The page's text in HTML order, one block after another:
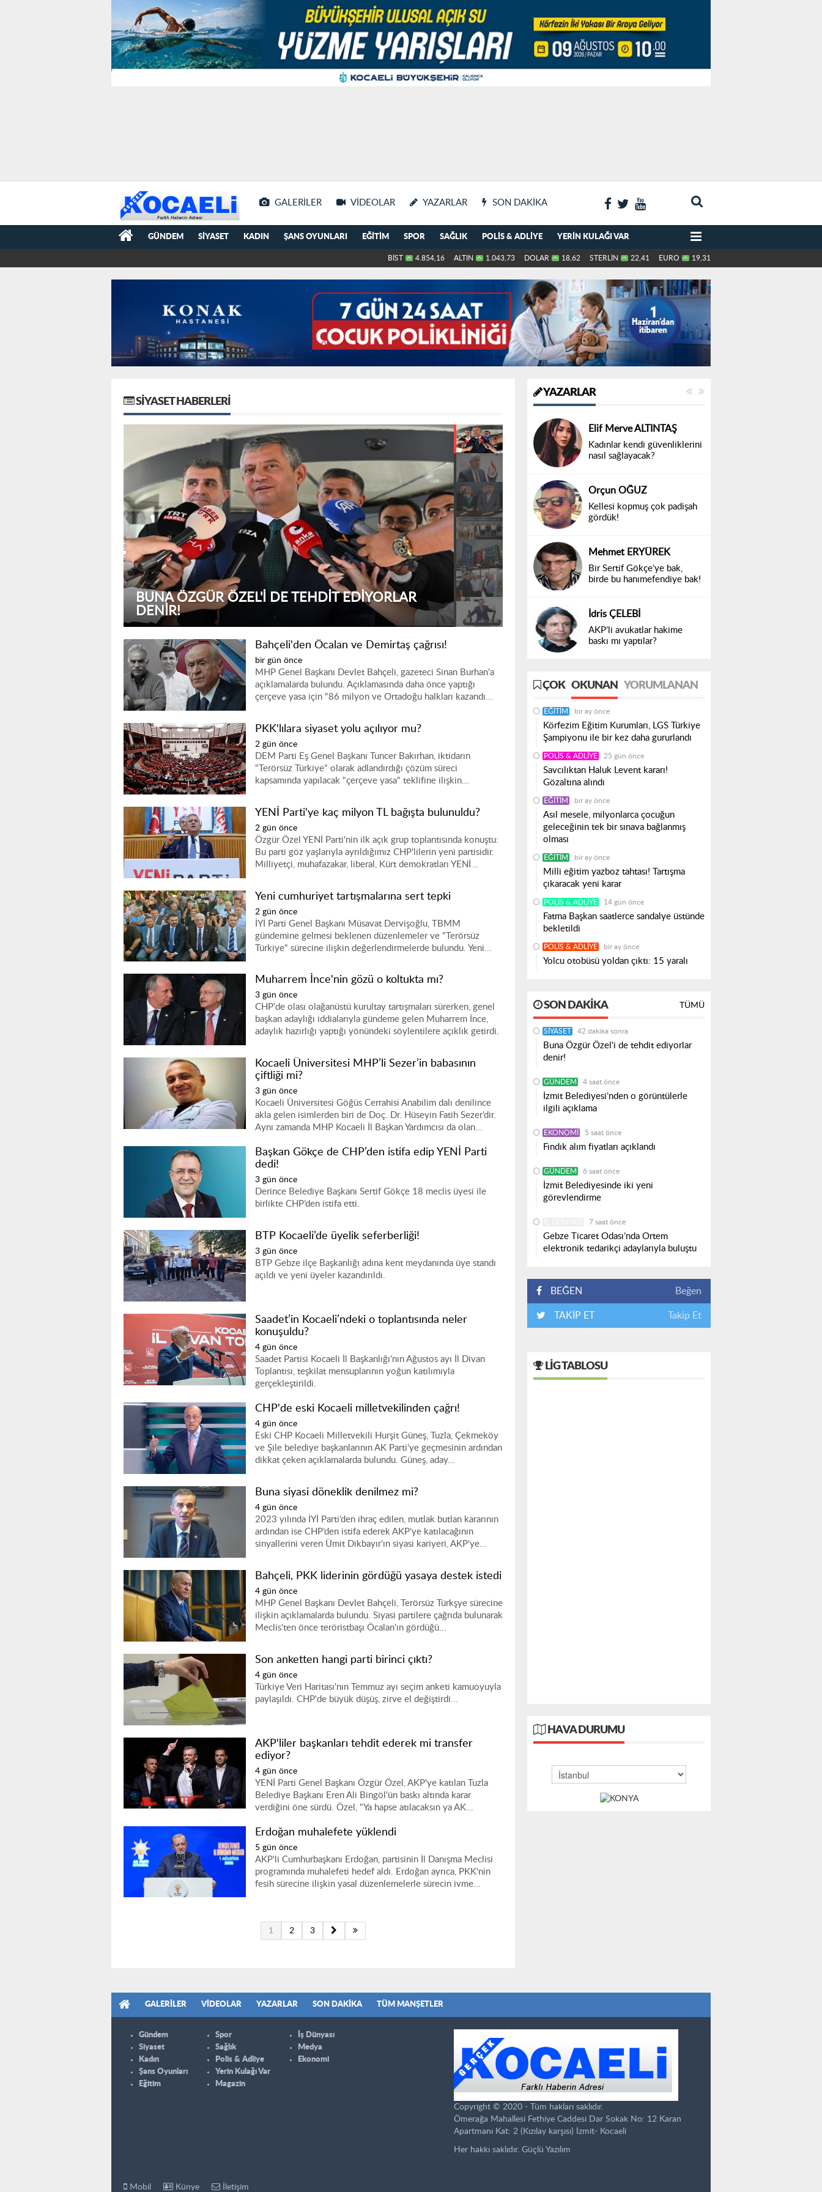
GALERILER VIDEOLAR YAZARLAR SON DAKIKA
GÜNDEM SIYASET KADIN ŞANS OYUNLARI EĞITIM SPOR SAĞLIK POLIS & ADLIYE YERIN KULAĞI VAR
BİST 4.854,16 ALTIN 1.043,73 DOLAR 18,62 STERLİN 22,41 EURO 19,31
SIYASET HABERLERI
ÖZGÜR ÖZEL GELIN DEVLETIN TASFIYESINE
ORTAK OLMAYIN
Bahçeli'den Öcalan ve Demirtaş çağrısı!
bir gün önce
MHP Genel Başkanı Devlet Bahçeli, gazeteci Sinan Burhan'a
açıklamalarda bulundu. Açıklamasında daha önce yaptığı
çerçeve yasa için "86 milyon ve Ortadoğu halkları kazandı...
PKK'lılara siyaset yolu açılıyor mu?
2 gün önce
DEM Parti Eş Genel Başkanı Tuncer Bakırhan, iktidarın
"Terörsüz Türkiye" olarak adlandırdığı çözüm süreci
kapsamında yapılacak "çerçeve yasa" teklifine ilişkin...
YENİ Parti'ye kaç milyon TL bağışta bulunuldu?
2 gün önce
Özgür Özel YENİ Parti'nin ilk açık grup toplantısında konuştu:
Bu parti göz yaşlarıyla ayrıldığımız CHP'lilerin yeni partisidir.
Milliyetçi, muhafazakar, liberal, Kürt demokratları YENİ...
Yeni cumhuriyet tartışmalarına sert tepki
2 gün önce
İYİ Parti Genel Başkanı Müsavat Dervişoğlu, TBMM
gündemine gelmesi beklenen düzenlemeler ve "Terörsüz
Türkiye" sürecine ilişkin değerlendirmelerde bulundu. Yeni...
Muharrem İnce'nin gözü o koltukta mı?
3 gün önce
CHP'de olası olağanüstü kurultay tartışmaları sürerken, genel
başkan adaylığı iddialarıyla gündeme gelen Muharrem İnce,
adaylık hazırlığı yaptığı yönündeki söylentilere açıklık getirdi.
Kocaeli Üniversitesi MHP’li Sezer’in babasının
çiftliği mi?
3 gün önce
Kocaeli Üniversitesi Göğüs Cerrahisi Anabilim dalı denilince
akla gelen isimlerden biri de Doç. Dr. Hüseyin Fatih Sezer’dir.
Aynı zamanda MHP Kocaeli İl Başkan Yardımcısı da olan...
Başkan Gökçe de CHP’den istifa edip YENİ Parti
dedi!
3 gün önce
Derince Belediye Başkanı Sertif Gökçe 18 meclis üyesi ile
birlikte CHP’den istifa etti.
BTP Kocaeli’de üyelik seferberliği!
3 gün önce
BTP Gebze ilçe Başkanlığı adına kent meydanında üye standı
açıldı ve yeni üyeler kazandırıldı.
Saadet’in Kocaeli’ndeki o toplantısında neler
konuşuldu?
4 gün önce
Saadet Partisi Kocaeli İl Başkanlığı'nın Ağustos ayı İl Divan
Toplantısı, teşkilat mensuplarının yoğun katılımıyla
gerçekleştirildi.
CHP'de eski Kocaeli milletvekilinden çağrı!
4 gün önce
Eski CHP Kocaeli Milletvekili Hurşit Güneş, Tuzla, Çekmeköy
ve Şile belediye başkanlarının AK Parti'ye geçmesinin ardından
dikkat çeken açıklamalarda bulundu. Güneş, aday...
Buna siyasi döneklik denilmez mi?
4 gün önce
2023 yılında İYİ Parti’den ihraç edilen, mutlak butlan kararının
ardından ise CHP’den istifa ederek AKP’ye katılacağının
sinyallerini veren Ümit Dikbayır’ın siyasi kariyeri, AKP’ye...
Bahçeli, PKK liderinin gördüğü yasaya destek istedi
4 gün önce
MHP Genel Başkanı Devlet Bahçeli, Terörsüz Türkşye sürecine
ilişkin açıklamalarda bulundu. Siyasi partilere çağrıda bulunarak
Meclis'ten önce teröristbaşı Öcalan'ın gördüğü...
Son anketten hangi parti birinci çıktı?
4 gün önce
Türkiye Veri Haritası'nın Temmuz ayı seçim anketi kamuoyuyla
paylaşıldı. CHP'de büyük düşüş, zirve el değiştirdi...
AKP'liler başkanları tehdit ederek mi transfer
ediyor?
4 gün önce
YENİ Parti Genel Başkanı Özgür Özel, AKP'ye katılan Tuzla
Belediye Başkanı Eren Ali Bingöl'ün baskı altında karar
verdiğini öne sürdü. Özel, "Ya hapse atılacaksın ya AK...
Erdoğan muhalefete yüklendi
5 gün önce
AKP'li Cumhurbaşkanı Erdoğan, partisinin İl Danışma Meclisi
programında muhalefeti hedef aldı. Erdoğan ayrıca, PKK'nin
fesih sürecine ilişkin yasal düzenlemelerle sürecin ivme...
1 2 3
YAZARLAR
Elif Merve ALTINTAŞ
Kadınlar kendi güvenliklerini
nasıl sağlayacak?
Orçun OĞUZ
Kellesi kopmuş çok padişah
gördük!
Mehmet ERYÜREK
Bir Sertif Gökçe’ye bak,
birde bu hanımefendiye bak!
İdris ÇELEBİ
AKP’li avukatlar hakime
baskı mı yaptılar?
ÇOK OKUNAN YORUMLANAN
EĞITIM bir ay önce
Körfezim Eğitim Kurumları, LGS Türkiye
Şampiyonu ile bir kez daha gururlandı
POLIS & ADLIYE 25 gün önce
Savcılıktan Haluk Levent kararı!
Gözaltına alındı
EĞITIM bir ay önce
Asıl mesele, milyonlarca çocuğun
geleceğinin tek bir sınava bağlanmış
olması
EĞITIM bir ay önce
Milli eğitim yazboz tahtası! Tartışma
çıkaracak yeni karar
POLIS & ADLIYE 14 gün önce
Fatma Başkan saatlerce sandalye üstünde
bekletildi
POLIS & ADLIYE bir ay önce
Yolcu otobüsü yoldan çıktı: 15 yaralı
SON DAKIKA TÜMÜ
SIYASET 42 dakika sonra
Buna Özgür Özel'i de tehdit ediyorlar
denir!
GÜNDEM 4 saat önce
İzmit Belediyesi’nden o görüntülerle
ilgili açıklama
EKONOMI 5 saat önce
Fındık alım fiyatları açıklandı
GÜNDEM 6 saat önce
İzmit Belediyesinde iki yeni
görevlendirme
7 saat önce
Gebze Ticaret Odası’nda Ortem
elektronik tedarikçi adaylarıyla buluştu
BEĞEN Beğen
TAKİP ET Takip Et
LIG TABLOSU
HAVA DURUMU
GALERILER VIDEOLAR YAZARLAR SON DAKIKA TÜM MANŞETLER
Gündem
Siyaset
Kadın
Şans Oyunları
Eğitim
Spor
Sağlık
Polis & Adliye
Yerin Kulağı Var
Magazin
İş Dünyası
Medya
Ekonomi
Copyright © 2020 - Tüm hakları saklıdır.
Ömerağa Mahallesi Fethiye Caddesi Dar Sokak No: 12 Karan
Apartmanı Kat: 2 (Kızılay karşısı) İzmit- Kocaeli
Her hakkı saklıdır. Güçlü Yazılım
Mobil Künye İletişim